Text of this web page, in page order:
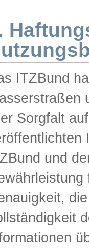
ITZBund
Sorgfalt
und